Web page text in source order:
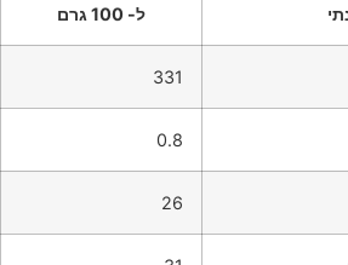
ל- 100 גרם
331
0.8
26